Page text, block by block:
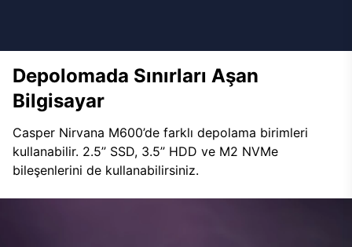
Depolomada Sınırları Aşan
Bilgisayar
Casper Nirvana M600’de farklı depolama birimleri
kullanabilir. 2.5’’ SSD, 3.5’’ HDD ve M2 NVMe
bileşenlerini de kullanabilirsiniz.